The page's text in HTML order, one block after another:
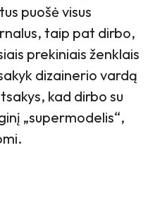
puošė visus
taip pat dirbo,
prekiniais ženklais
dizainerio vardą
kad dirbo su
„supermodelis“,